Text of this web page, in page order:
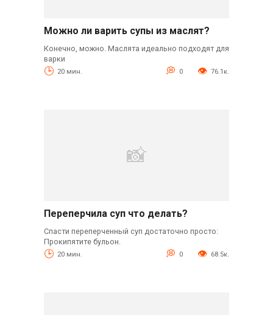
Можно ли варить супы из маслят?
Конечно, можно. Маслята идеально подходят для
варки
20 мин. 0 76.1к.
Переперчила суп что делать?
Спасти переперченный суп достаточно просто:
Прокипятите бульон.
20 мин. 0 68.5к.